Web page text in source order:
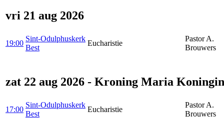
vri 21 aug 2026
19:00
Sint-Odulphuskerk
Best
Eucharistie
Pastor A.
Brouwers
zat 22 aug 2026 - Kroning Maria Koningin
17:00
Sint-Odulphuskerk
Best
Eucharistie
Pastor A.
Brouwers